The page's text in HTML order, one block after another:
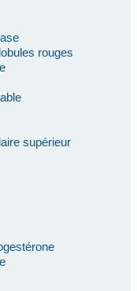
rouges
supérieur